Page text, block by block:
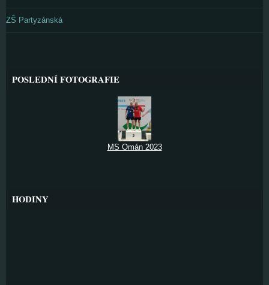
ZŠ Partyzánská
POSLEDNÍ FOTOGRAFIE
MS Omán 2023
HODINY